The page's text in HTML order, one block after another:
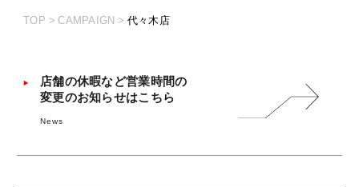
TOP CAMPAIGN 代々木店
店舗の休暇など営業時間の
変更のお知らせはこちら
News